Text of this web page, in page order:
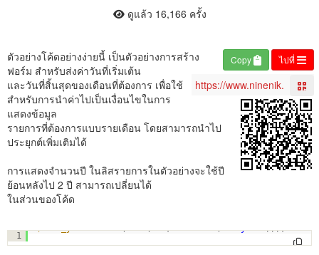
ดูแล้ว 16,166 ครั้ง
ไปที่
Copy
ตัวอย่างโค้ดอย่างง่ายนี้ เป็นตัวอย่างการสร้าง
ฟอร์ม สำหรับส่งค่าวันที่เริ่มเต้น
และวันที่สิ้นสุดของเดือนที่ต้องการ เพื่อใช้
สำหรับการนำค่าไปเป็นเงื่อนไขในการ
แสดงข้อมูล
รายการที่ต้องการแบบรายเดือน โดยสามารถนำไป
ประยุกต์เพิ่มเติมได้
การแสดงจำนวนปี ในลิสรายการในตัวอย่างจะใช้ปี
ย้อนหลังไป 2 ปี สามารถเปลี่ยนได้
ในส่วนของโค้ด
1